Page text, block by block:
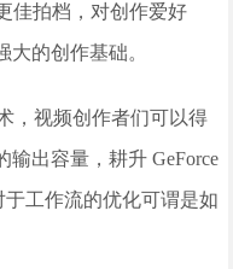
佳拍档，对创作爱好
的创作基础。
，视频创作者们可以得
出容量，耕升 GeForce
于工作流的优化可谓是如